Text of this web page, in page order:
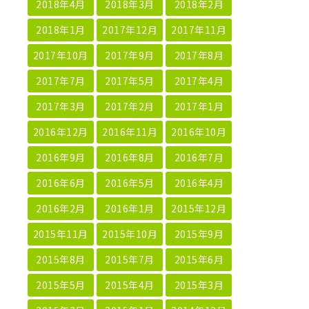
2018年4月 2018年3月
2018年2月
2018年1月
2017年12月
2017年11月
2017年10月
2017年9月
2017年8月
2017年7月
2017年5月
2017年4月
2017年3月
2017年2月
2017年1月
2016年12月
2016年11月
2016年10月
2016年9月
2016年8月
2016年7月
2016年6月
2016年5月
2016年4月
2016年2月
2016年1月
2015年12月
2015年11月
2015年10月
2015年9月
2015年8月
2015年7月
2015年6月
2015年5月
2015年4月
2015年3月